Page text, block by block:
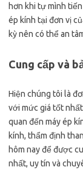
hơn khi tự mình
ép kính tại đơn vị
kỳ nên có thể an
Cung cấp và
Hiện chúng tôi là
với mức giá tốt
quan đến máy ép
kính, thẩm định
hôm nay để được
nhất, uy tín và